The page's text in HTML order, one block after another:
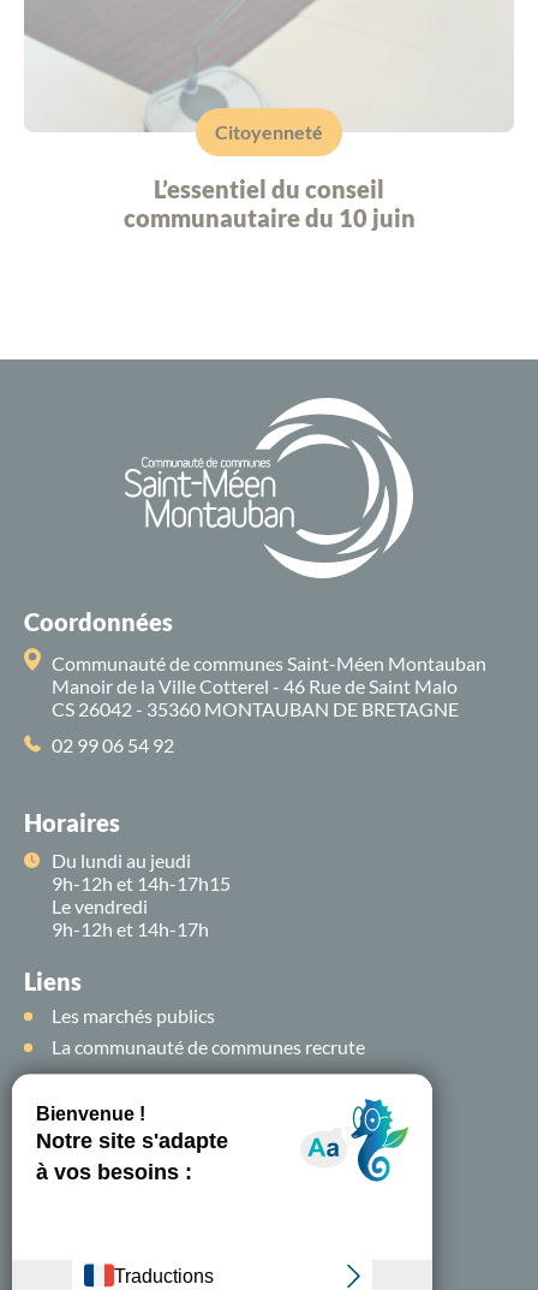
Citoyenneté
L’essentiel du conseil
communautaire du 10 juin
Coordonnées
Communauté de communes Saint-Méen Montauban
Manoir de la Ville Cotterel - 46 Rue de Saint Malo
CS 26042 - 35360 MONTAUBAN DE BRETAGNE
02 99 06 54 92
Horaires
Du lundi au jeudi
9h-12h et 14h-17h15
Le vendredi
9h-12h et 14h-17h
Liens
Les marchés publics
La communauté de communes recrute
Suivez-nous sur
les
réseaux sociaux !